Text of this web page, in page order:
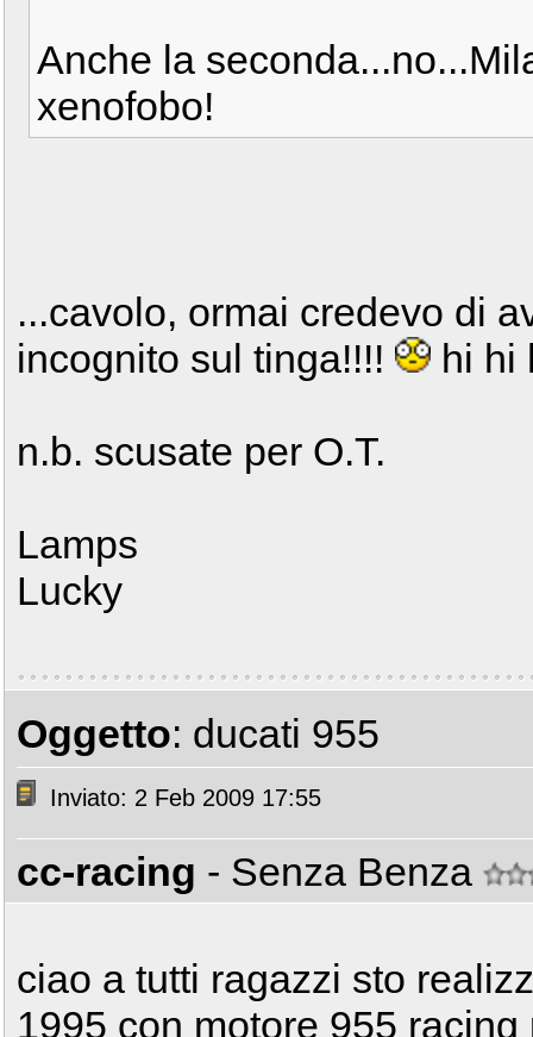
Anche la
xenofobo!
...cavolo, ormai credevo di
incognito sul tinga!!!!
hi hi
n.b. scusate per O.T.
Lamps
Lucky
Oggetto: ducati 955
Inviato: 2 Feb 2009 17:55
cc-racing - Senza Benza
ciao a tutti ragazzi sto
1995 con motore 955